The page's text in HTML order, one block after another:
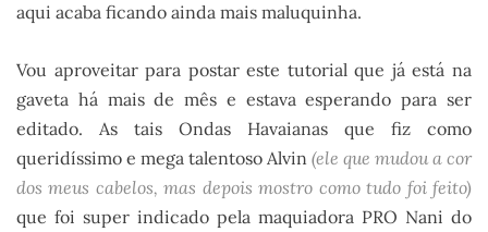
aqui acaba ficando ainda mais maluquinha.
Vou aproveitar para postar este tutorial que já está na
gaveta há mais de mês e estava esperando para ser
editado. As tais Ondas Havaianas que fiz como
queridíssimo e mega talentoso Alvin (ele que mudou a cor
dos meus cabelos, mas depois mostro como tudo foi feito)
que foi super indicado pela maquiadora PRO Nani do